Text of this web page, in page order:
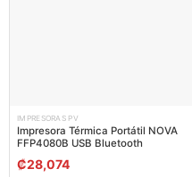
IMPRESORAS PV
Impresora Térmica Portátil NOVA
FFP4080B USB Bluetooth
₡28,074